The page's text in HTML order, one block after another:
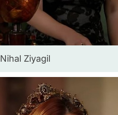
Nihal Ziyagil